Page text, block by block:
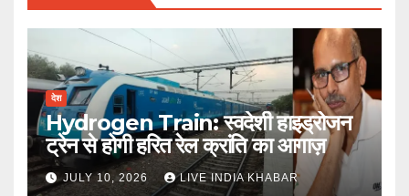
देश
Hydrogen Train: स्वदेशी हाइड्रोजन
ट्रेन से होगी हरित रेल क्रांति का आगाज़
JULY 10, 2026 LIVE INDIA KHABAR